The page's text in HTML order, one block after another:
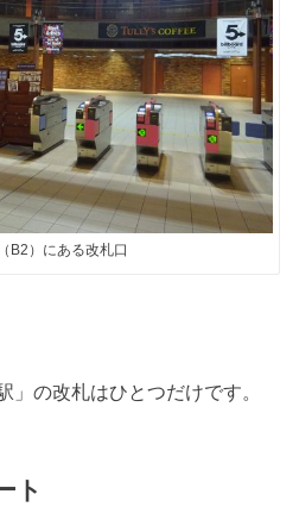
B2）にある改札口
」の改札はひとつだけです。
ト